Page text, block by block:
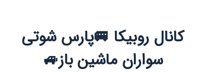
موزیک
#موزیک
موزیک
کانال روبیکا 🚐پارس شوتی
سواران ماشین باز🚙